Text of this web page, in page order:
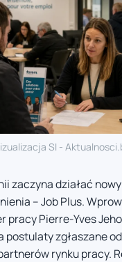
SI -
zaczyna działać
– Job Plus.
pracy Pierre-Yves
postulaty zgłaszane
rynku pracy.